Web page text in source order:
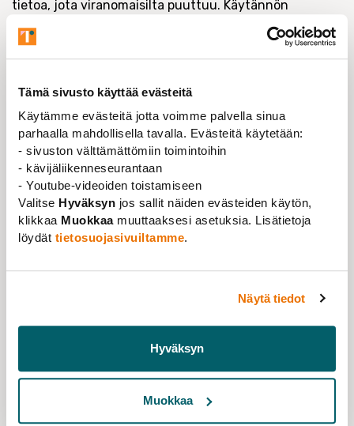
Tämä sivusto käyttää evästeitä
Käytämme evästeitä jotta voimme palvella sinua
parhaalla mahdollisella tavalla. Evästeitä käytetään:
- sivuston välttämättömiin toimintoihin
- kävijäliikenneseurantaan
- Youtube-videoiden toistamiseen
Valitse Hyväksyn jos sallit näiden evästeiden käytön,
klikkaa Muokkaamuuttaaksesi asetuksia. Lisätietoja
löydät tietosuojasivuiltamme.
Näytä tiedot
Hyväksyn
Muokkaa
tietoa, jota viranomaisilta puuttuu. Käytännön
kokemuksesta tiedän, että torjunta-aineiden
ympäristövaikutusten tutkimiselle on huutava tarve.
Tietoaukon suuruuden ja kriittisyyden vuoksi pyrin
vuoropuhelua sekä viranomaisten että muiden
tutkijoiden kanssa, jotta tuloksiani ja oppimaani
päästäisiin mahdollisimman hyvin hyödyntämään ja
jatkojalostamaan”, Kaila kertoo.
Avoin viestintä tekee tiedettä
ymmärrettäväksi ja näkyväksi
Samalla Kaila on viestinyt työstään sekä perinteisiä
väitöskirjatutkijan työtä näkyväksi myös suurelle
”Kaila on esimerkillisesti ja pyyteettömästi tehnyt
tutkijan työtä ja väitöskirjatutkimusta
tieteellisen tutkimuksen tarpeellisuutta ja rahoitusta
kritisoidaan kovinkin sanakääntein, on kunnioitettavaa,
että nuori tutkija on valmis viestimään työstään